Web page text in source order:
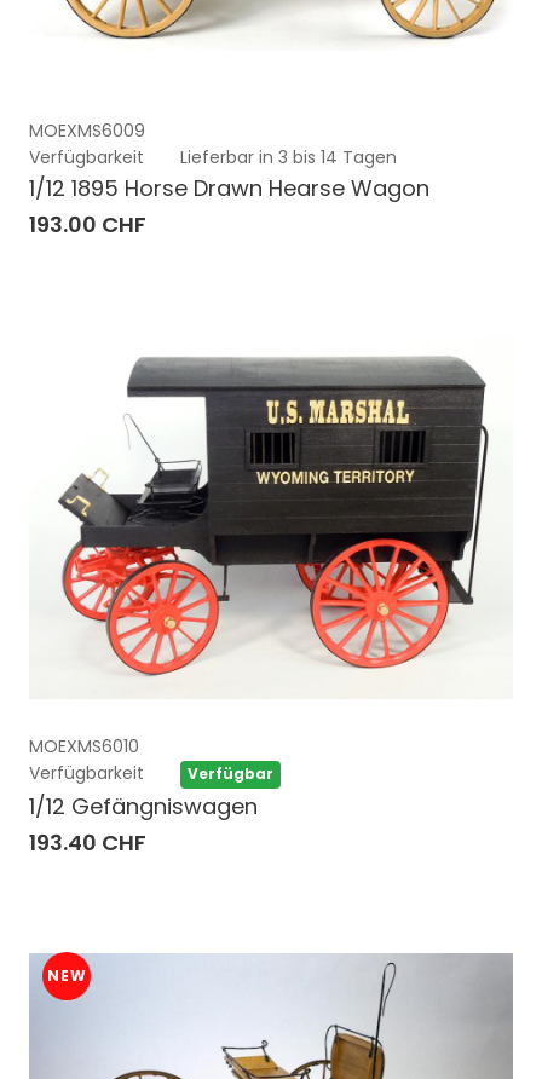
MOEXMS6009
Verfügbarkeit
Lieferbar in 3 bis 14 Tagen
1/12 1895 Horse Drawn Hearse Wagon
193.00 CHF
MOEXMS6010
Verfügbarkeit
Verfügbar
1/12 Gefängniswagen
193.40 CHF
NEW